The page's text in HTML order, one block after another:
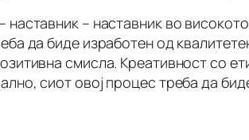
– наставник во
да биде изработен од
смисла. Креативност со
сиот овој процес треба да